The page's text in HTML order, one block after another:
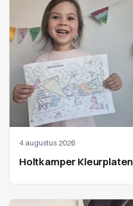
4 augustus 2026
Holtkamper Kleurplaten